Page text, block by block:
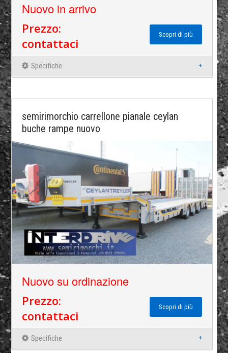
Nuovo in arrivo
Prezzo:
contattaci
Scopri di più
Specifiche
semirimorchio carrellone pianale ceylan
buche rampe nuovo
Nuovo su ordinazione
Prezzo:
contattaci
Scopri di più
Specifiche